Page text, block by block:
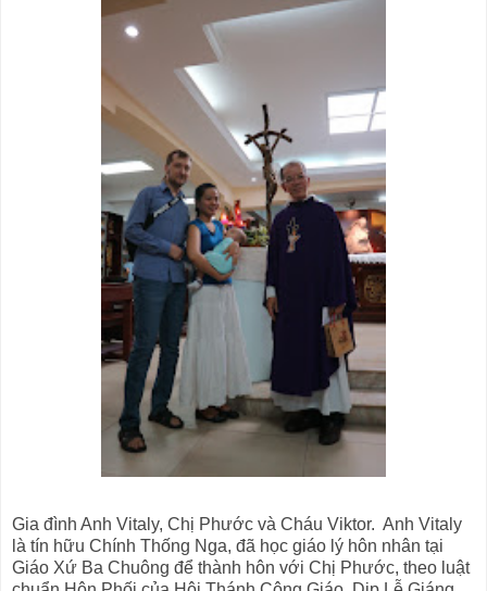
Gia đình Anh Vitaly, Chị Phước và Cháu Viktor. Anh Vitaly
là tín hữu Chính Thống Nga, đã học giáo lý hôn nhân tại
Giáo Xứ Ba Chuông để thành hôn với Chị Phước, theo luật